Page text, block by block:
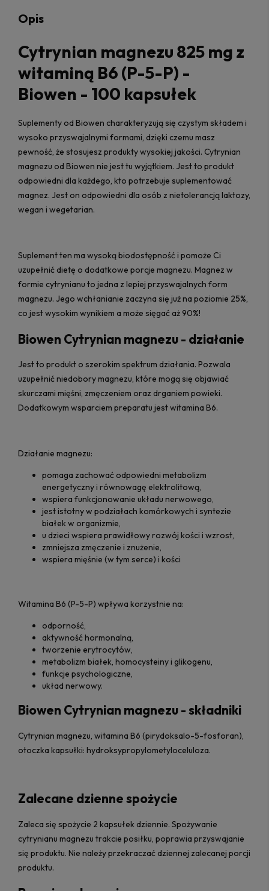
Opis
Cytrynian magnezu 825 mg z
witaminą B6 (P-5-P) -
Biowen - 100 kapsułek
Suplementy od Biowen charakteryzują się czystym składem i
wysoko przyswajalnymi formami, dzięki czemu masz
pewność, że stosujesz produkty wysokiej jakości. Cytrynian
magnezu od Biowen nie jest tu wyjątkiem. Jest to produkt
odpowiedni dla każdego, kto potrzebuje suplementować
magnez. Jest on odpowiedni dla osób z nietolerancją laktozy,
wegan i wegetarian.
Suplement ten ma wysoką biodostępność i pomoże Ci
uzupełnić dietę o dodatkowe porcje magnezu. Magnez w
formie cytrynianu to jedna z lepiej przyswajalnych form
magnezu. Jego wchłanianie zaczyna się już na poziomie 25%,
co jest wysokim wynikiem a może sięgać aż 90%!
Biowen Cytrynian magnezu - działanie
Jest to produkt o szerokim spektrum działania. Pozwala
uzupełnić niedobory magnezu, które mogą się objawiać
skurczami mięśni, zmęczeniem oraz drganiem powieki.
Dodatkowym wsparciem preparatu jest witamina B6.
Działanie magnezu:
pomaga zachować odpowiedni metabolizm
energetyczny i równowagę elektrolitową,
wspiera funkcjonowanie układu nerwowego,
jest istotny w podziałach komórkowych i syntezie
białek w organizmie,
u dzieci wspiera prawidłowy rozwój kości i wzrost,
zmniejsza zmęczenie i znużenie,
wspiera mięśnie (w tym serce) i kości
Witamina B6 (P-5-P) wpływa korzystnie na:
odporność,
aktywność hormonalną,
tworzenie erytrocytów,
metabolizm białek, homocysteiny i glikogenu,
funkcje psychologiczne,
układ nerwowy.
Biowen Cytrynian magnezu - składniki
Cytrynian magnezu, witamina B6 (pirydoksalo-5-fosforan),
otoczka kapsułki: hydroksypropylometyloceluloza.
Zalecane dzienne spożycie
Zaleca się spożycie 2 kapsułek dziennie. Spożywanie
cytrynianu magnezu trakcie posiłku, poprawia przyswajanie
się produktu. Nie należy przekraczać dziennej zalecanej porcji
produktu.